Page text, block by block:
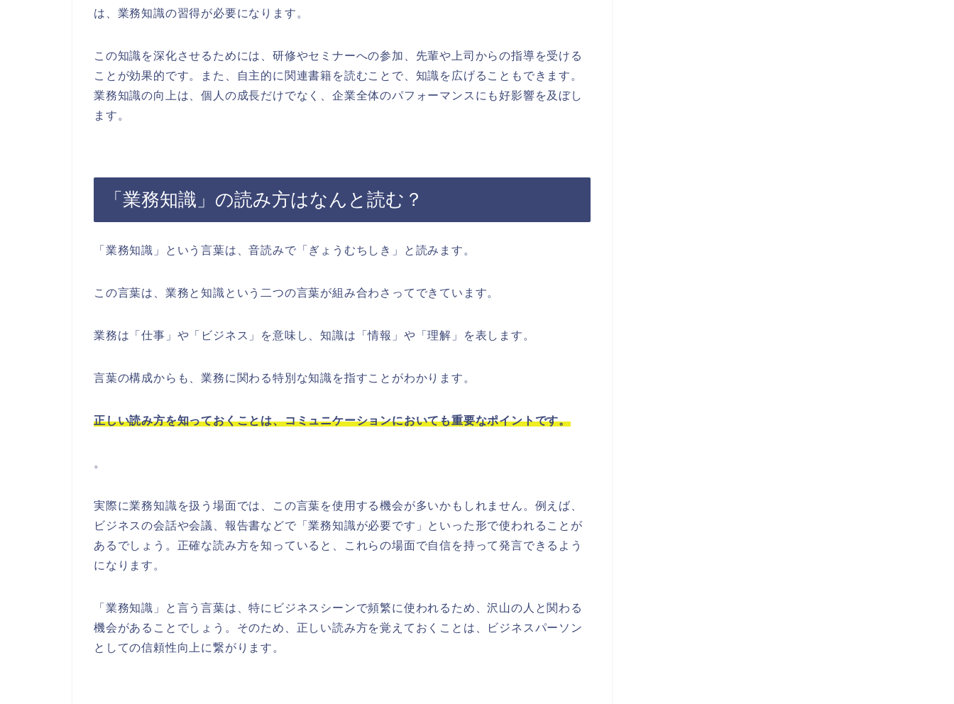
は、業務知識の習得が必要になります。
この知識を深化させるためには、研修やセミナーへの参加、先輩や上司からの指導を受ける
ことが効果的です。また、自主的に関連書籍を読むことで、知識を広げることもできます。
業務知識の向上は、個人の成長だけでなく、企業全体のパフォーマンスにも好影響を及ぼし
ます。
「業務知識」の読み方はなんと読む？
「業務知識」という言葉は、音読みで「ぎょうむちしき」と読みます。
この言葉は、業務と知識という二つの言葉が組み合わさってできています。
業務は「仕事」や「ビジネス」を意味し、知識は「情報」や「理解」を表します。
言葉の構成からも、業務に関わる特別な知識を指すことがわかります。
正しい読み方を知っておくことは、コミュニケーションにおいても重要なポイントです。
。
実際に業務知識を扱う場面では、この言葉を使用する機会が多いかもしれません。例えば、
ビジネスの会話や会議、報告書などで「業務知識が必要です」といった形で使われることが
あるでしょう。正確な読み方を知っていると、これらの場面で自信を持って発言できるよう
になります。
「業務知識」と言う言葉は、特にビジネスシーンで頻繁に使われるため、沢山の人と関わる
機会があることでしょう。そのため、正しい読み方を覚えておくことは、ビジネスパーソン
としての信頼性向上に繋がります。